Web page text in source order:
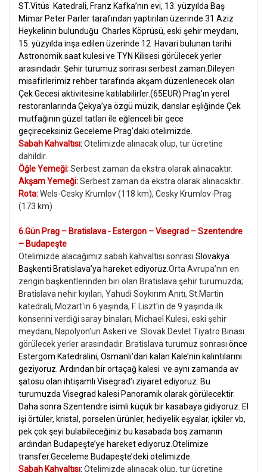
ST.Vitüs Katedrali, Franz Kafka’nın evi, 13. yüzyılda Baş
Mimar Peter Parler tarafından yaptırılan üzerinde 31 Aziz
Heykelinin bulunduğu Charles Köprüsü, eski şehir meydanı,
15. yüzyılda inşa edilen üzerinde 12 Havari bulunan tarihi
Astronomik saat kulesi ve TYN Kilisesi görülecek yerler
arasındadır. Şehir turumuz sonrası serbest zaman.Dileyen
misafirlerimiz rehber tarafında akşam düzenlenecek olan
Çek Gecesi aktivitesine katılabilirler.(65EUR) Prag'ın yerel
restoranlarında Çekya’ya özgü müzik, danslar eşliğinde Çek
mutfağının güzel tatları ile eğlenceli bir gece
geçireceksiniz.Geceleme Prag’daki otelimizde.
Sabah Kahvaltısı:Otelimizde alınacak olup, tur ücretine
dahildir.
Öğle Yemeği:Serbest zaman da ekstra olarak alınacaktır.
Akşam Yemeği:Serbest zaman da ekstra olarak alınacaktır..
Rota:Wels-Cesky Krumlov (118 km), Cesky Krumlov-Prag
(173 km)
6.Gün Prag – Bratislava - Estergon – Visegrad – Szentendre
– Budapeşte
Otelimizde alacağımız sabah kahvaltısı sonrası Slovakya
Başkenti Bratislava’ya hareket ediyoruz. Orta Avrupa’nın en
zengin başkentlerinden biri olan Bratislava şehir turumuzda;
Bratislava nehir kıyıları, Yahudi Soykırım Anıtı, St.Martin
katedrali, Mozart'ın 6 yaşında, F. Liszt'in de 9 yaşında ilk
konserini verdiği saray binaları, Michael Kulesi, eski şehir
meydanı, Napolyon'un Askeri ve Slovak Devlet Tiyatro Binası
görülecek yerler arasındadır. Bratislava turumuz sonrası önce
Estergom Katedralini, Osmanlı’dan kalan Kale’nin kalıntılarını
geziyoruz. Ardından bir ortaçağ kalesi ve aynı zamanda av
şatosu olan ihtişamlı Visegrad’ı ziyaret ediyoruz. Bu
turumuzda Visegrad kalesi Panoramik olarak görülecektir.
Daha sonra Szentendre isimli küçük bir kasabaya gidiyoruz. El
işi örtüler, kristal, porselen ürünler, hediyelik eşyalar, içkiler vb,
pek çok şeyi bulabileceğiniz bu kasabada boş zamanın
ardından Budapeşte’ye hareket ediyoruz.Otelimize
transfer.Geceleme Budapeşte’deki otelimizde.
Sabah Kahvaltısı:Otelimizde alınacak olup, tur ücretine